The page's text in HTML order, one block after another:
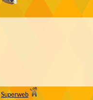
Superweb